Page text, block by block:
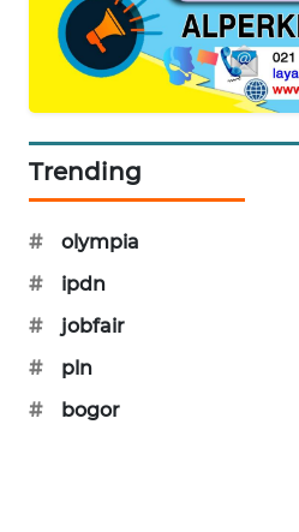
Trending
#
olympia
#
ipdn
#
jobfair
#
pln
#
bogor